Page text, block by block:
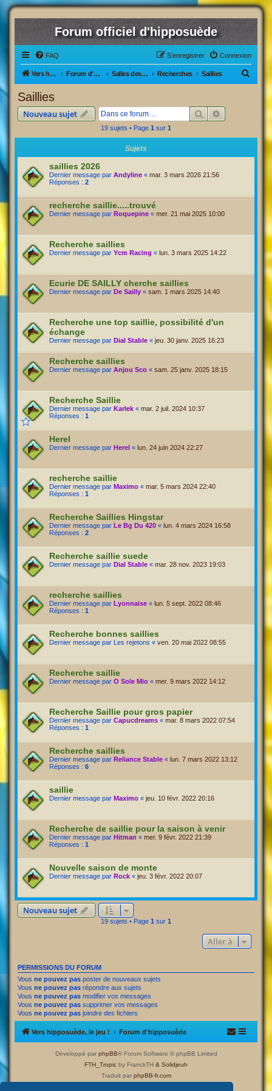
Forum officiel d'hipposuède
FAQ Connexion
S’enregistrer
Vers hipposuède, le jeu ! Forum d'hipposuède Salles des Ventes Recherches Saillies
Saillies
Nouveau sujet RechercherRecherche
19 sujets • Page 1 sur 1
Sujets
saillies 2026
Dernier message par Andyline « mar. 3 mars 2026 21:56
Réponses : 2
recherche saillie.....trouvé
Dernier message par Roquepine « mer. 21 mai 2025 10:00
Recherche saillies
Dernier message par Ycm Racing « lun. 3 mars 2025 14:22
Ecurie DE SAILLY cherche saillies
Dernier message par De Sailly « sam. 1 mars 2025 14:40
Recherche une top saillie, possibilité d'un
échange
Dernier message par Dial Stable « jeu. 30 janv. 2025 16:23
Recherche saillies
Dernier message par Anjou Sco « sam. 25 janv. 2025 18:15
Recherche Saillie
Dernier message par Karlek « mar. 2 juil. 2024 10:37
Réponses : 1
Herel
Dernier message par Herel « lun. 24 juin 2024 22:27
recherche saillie
Dernier message par Maximo « mar. 5 mars 2024 22:40
Réponses : 1
Recherche Saillies Hingstar
Dernier message par Le Bg Du 420 « lun. 4 mars 2024 16:58
Réponses : 2
Recherche saillie suede
Dernier message par Dial Stable « mar. 28 nov. 2023 19:03
recherche saillies
Dernier message par Lyonnaise « lun. 5 sept. 2022 08:46
Réponses : 1
Recherche bonnes saillies
Dernier message par Les rejetons « ven. 20 mai 2022 08:55
Recherche saillie
Dernier message par O Sole Mio « mer. 9 mars 2022 14:12
Recherche Saillie pour gros papier
Dernier message par Capucdreams « mar. 8 mars 2022 07:54
Réponses : 1
Recherche saillies
Dernier message par Reliance Stable « lun. 7 mars 2022 13:12
Réponses : 6
saillie
Dernier message par Maximo « jeu. 10 févr. 2022 20:16
Recherche de saillie pour la saison à venir
Dernier message par Hitman « mer. 9 févr. 2022 21:39
Réponses : 1
Nouvelle saison de monte
Dernier message par Rock « jeu. 3 févr. 2022 20:07
Nouveau sujet
19 sujets • Page 1 sur 1
Aller à
PERMISSIONS DU FORUM
Vous ne pouvez pas poster de nouveaux sujets
Vous ne pouvez pas répondre aux sujets
Vous ne pouvez pas modifier vos messages
Vous ne pouvez pas supprimer vos messages
Vous ne pouvez pas joindre des fichiers
Vers hipposuède, le jeu ! Forum d'hipposuède
Développé par phpBB® Forum Software © phpBB Limited
FTH_Tropic by FranckTH & Solidjeuh
Traduit par phpBB-fr.com